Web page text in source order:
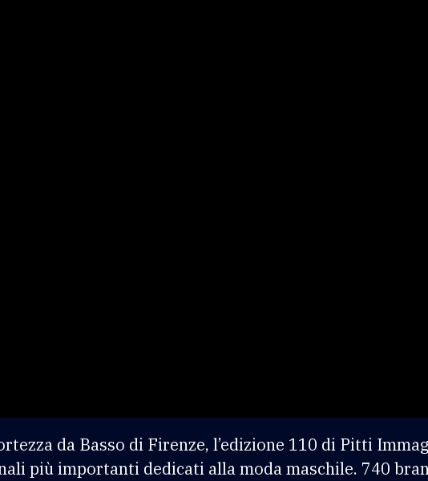
da Basso di Firenze, l’edizione 110 di Pitti
più importanti dedicati alla moda maschile. 740